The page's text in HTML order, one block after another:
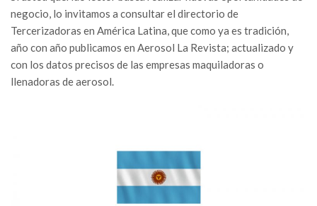
negocio, lo invitamos a consultar el directorio de
Tercerizadoras en América Latina, que como ya es tradición,
año con año publicamos en Aerosol La Revista; actualizado y
con los datos precisos de las empresas maquiladoras o
llenadoras de aerosol.